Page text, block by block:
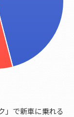
」で新車に乗れる